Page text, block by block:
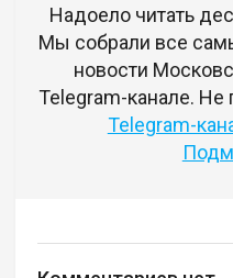
Надоело читать
Мы собрали все
новости
Telegram-канале. Не
Telegram-